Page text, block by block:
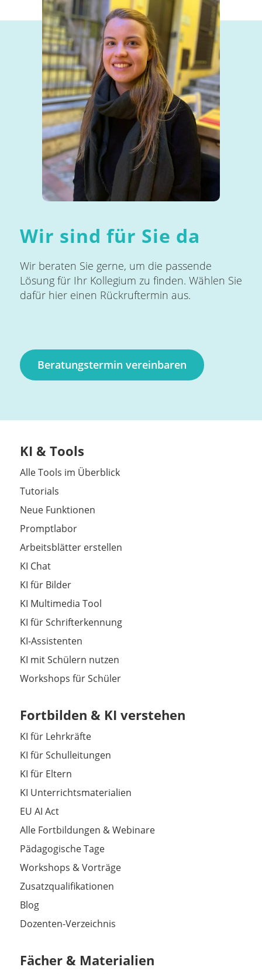
Wir sind für Sie da
Wir beraten Sie gerne, um die passende
Lösung für Ihr Kollegium zu finden. Wählen Sie
dafür hier einen Rückruftermin aus.
Beratungstermin vereinbaren
KI & Tools
Alle Tools im Überblick
Tutorials
Neue Funktionen
Promptlabor
Arbeitsblätter erstellen
KI Chat
KI für Bilder
KI Multimedia Tool
KI für Schrifterkennung
KI-Assistenten
KI mit Schülern nutzen
Workshops für Schüler
Fortbilden & KI verstehen
KI für Lehrkräfte
KI für Schulleitungen
KI für Eltern
KI Unterrichtsmaterialien
EU AI Act
Alle Fortbildungen & Webinare
Pädagogische Tage
Workshops & Vorträge
Zusatzqualifikationen
Blog
Dozenten-Verzeichnis
Fächer & Materialien